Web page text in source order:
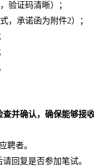
验证码清晰）；
，承诺函为附件2）；
查并确认，确保能够接
聘者。
回复是否参加笔试。